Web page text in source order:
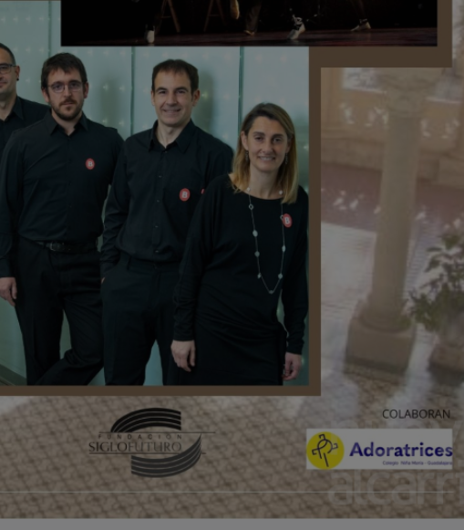
programa esta semana una conferencia
de música y danza vasca